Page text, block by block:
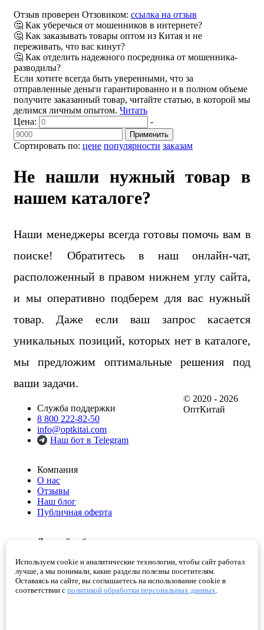
Отзыв проверен Отзовиком: ссылка на отзыв
🤔 Как уберечься от мошенников в интернете?
🤔 Как заказывать товары оптом из Китая и не
переживать, что вас кинут?
🤔 Как отделить надежного посредника от мошенника-
разводилы?
Если хотите всегда быть уверенными, что за
отправленные деньги гарантированно и в полном объеме
получите заказанный товар, читайте статью, в которой мы
делимся личным опытом. Читать
Сортировать по: цене популярности заказам
Цена: -
Применить
Не нашли нужный товар в
нашем каталоге?
Наши менеджеры всегда готовы помочь вам в
поиске! Обратитесь в наш онлайн-чат,
расположенный в правом нижнем углу сайта,
и мы оперативно подберем для вас нужный
товар. Даже если ваш запрос касается
уникальных позиций, которых нет в каталоге,
мы предложим оптимальные решения под
ваши задачи.
Служба поддержки
8 800 222-82-50
info@optkitai.com
Наш бот в Telegram
Компания
О нас
Отзывы
Наш блог
Публичная оферта
Личный кабинет
Избранное
Корзина
Проверенные поставщики
© 2020 - 2026
ОптКитай
Используем cookie и аналитические технологии, чтобы сайт работал
лучше, а мы понимали, какие разделы полезны посетителям.
Оставаясь на сайте, вы соглашаетесь на использование cookie в
соответствии с политикой обработки персональных данных.